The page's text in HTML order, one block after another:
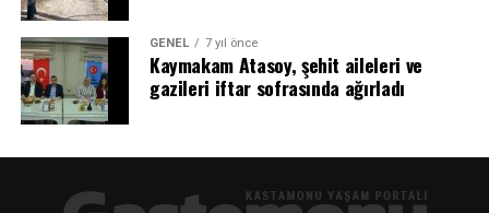
GENEL 7 yıl önce
Kaymakam Atasoy, şehit aileleri ve
gazileri iftar sofrasında ağırladı